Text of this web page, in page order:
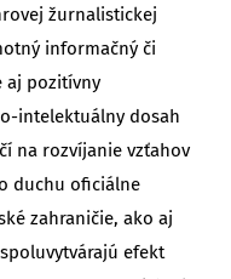
žurnalistickej
informačný či
aj pozitívny
intelektuálny dosah
na rozvíjanie vzťahov
duchu oficiálne
zahraničie, ako aj
efekt